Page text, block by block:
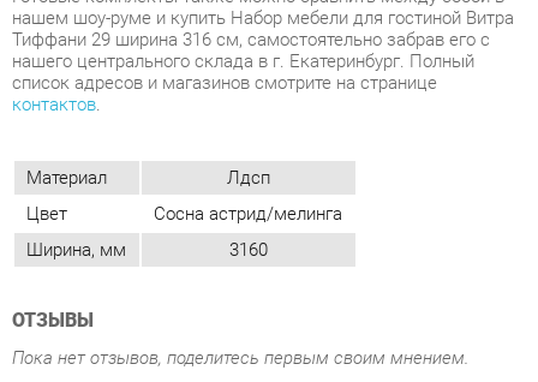
Материал Лдсп
Цвет
Сосна астрид/мелинга
ОТЗЫВЫ
Пока нет отзывов, поделитесь первым своим мнением.